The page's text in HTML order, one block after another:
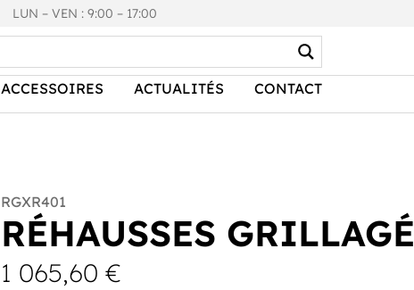
LUN – VEN : 9:00 – 17:00
ACCESSOIRES ACTUALITÉS CONTACT
RGXR401
RÉHAUSSES
1 065,60 €